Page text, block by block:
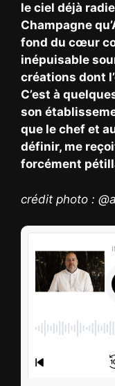
le ciel déjà
Champagne
fond du cœur
inépuisable
créations dont
C’est à
son
que le chef et
définir, me
forcément
crédit photo :